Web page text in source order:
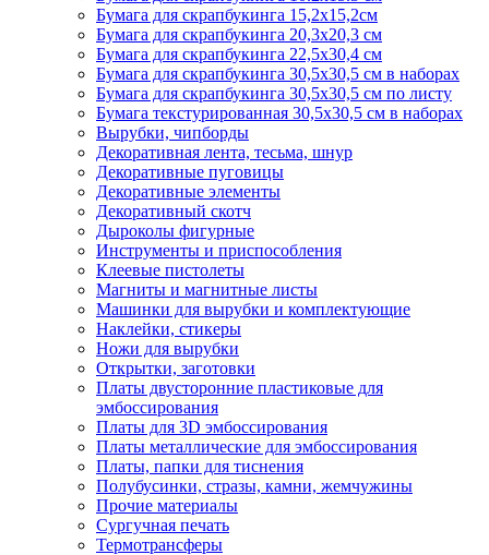
Бумага для скрапбукинга 15,2х15,2см
Бумага для скрапбукинга 20,3х20,3 см
Бумага для скрапбукинга 22,5х30,4 см
Бумага для скрапбукинга 30,5х30,5 см в наборах
Бумага для скрапбукинга 30,5х30,5 см по листу
Бумага текстурированная 30,5х30,5 см в наборах
Вырубки, чипборды
Декоративная лента, тесьма, шнур
Декоративные пуговицы
Декоративные элементы
Декоративный скотч
Дыроколы фигурные
Инструменты и приспособления
Клеевые пистолеты
Магниты и магнитные листы
Машинки для вырубки и комплектующие
Наклейки, стикеры
Ножи для вырубки
Открытки, заготовки
Платы двусторонние пластиковые для
эмбоссирования
Платы для 3D эмбоссирования
Платы металлические для эмбоссирования
Платы, папки для тиснения
Полубусинки, стразы, камни, жемчужины
Прочие материалы
Сургучная печать
Термотрансферы